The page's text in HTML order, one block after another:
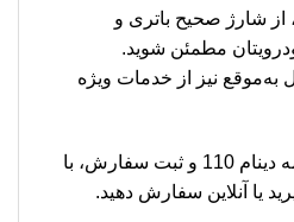
از شارژ صحیح باتری و
مطمئن شوید.
به‌موقع نیز از خدمات ویژه
برای استعلام قیمت تسمه دینام 110 و ثبت سفارش، با
یا آنلاین سفارش دهید.